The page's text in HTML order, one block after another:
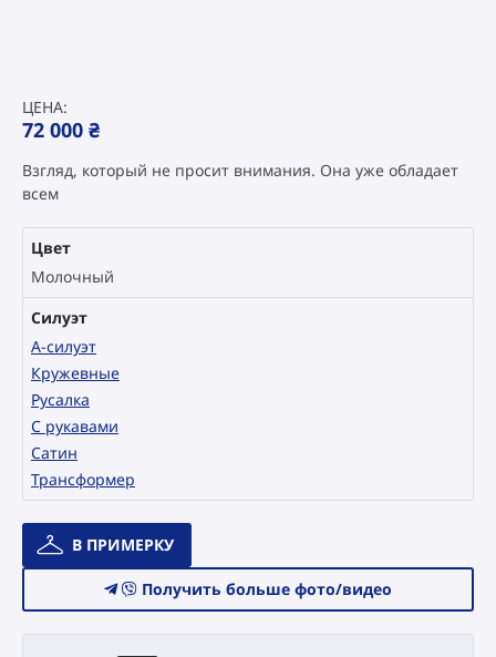
ЦЕНА:
72 000 ₴
Взгляд, который не просит внимания. Она уже обладает
всем
Цвет
Молочный
Силуэт
А-силуэт
Кружевные
Русалка
С рукавами
Сатин
Трансформер
Количество
товара
платье
В ПРИМЕРКУ
Получить больше фото/видео